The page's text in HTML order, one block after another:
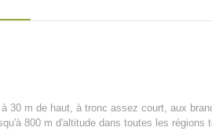
30 m de haut, à tronc assez court, aux
800 m d'altitude dans toutes les régions